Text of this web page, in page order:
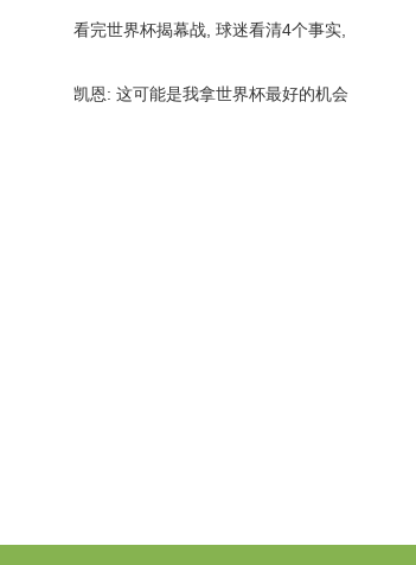
看完世界杯揭幕战, 球迷看清4个事实,
凯恩: 这可能是我拿世界杯最好的机会